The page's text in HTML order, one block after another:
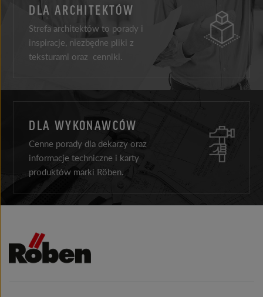
DLA ARCHITEKTÓW
Strefa architektów to porady i
inspiracje, niezbędne pliki z
teksturami oraz cenniki.
DLA WYKONAWCÓW
Cenne porady dla dekarzy oraz
informacje techniczne i karty
produktów marki Röben.